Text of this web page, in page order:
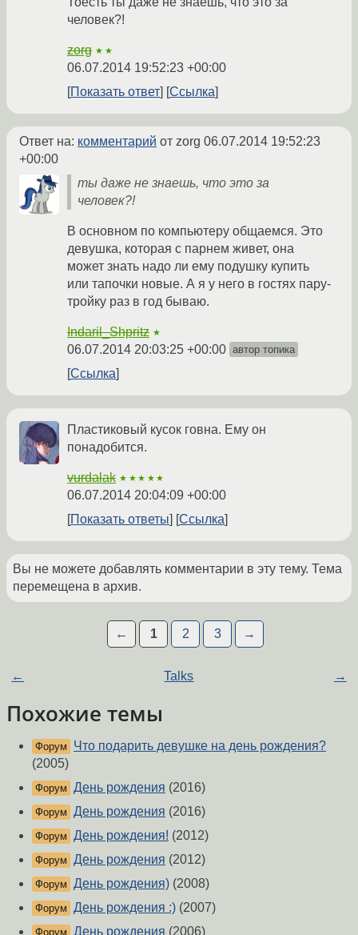
человек?!
zorg ★★
06.07.2014 19:52:23 +00:00
Показать ответ
Ссылка
Ответ на: комментарий от zorg 06.07.2014 19:52:23
+00:00
ты даже не знаешь, что это за
человек?!
В основном по компьютеру общаемся. Это
девушка, которая с парнем живет, она
может знать надо ли ему подушку купить
или тапочки новые. А я у него в гостях пару-
тройку раз в год бываю.
Indaril_Shpritz ★
06.07.2014 20:03:25 +00:00 автор топика
Ссылка
Пластиковый кусок говна. Ему он
понадобится.
vurdalak ★★★★★
06.07.2014 20:04:09 +00:00
Показать ответы
Ссылка
Вы не можете добавлять комментарии в эту тему. Тема
перемещена в архив.
← 1 2 3 →
← Talks →
Похожие темы
Форум
Что подарить девушке на день рождения?
(2005)
Форум День рождения (2016)
Форум День рождения (2016)
Форум День рождения! (2012)
Форум День рождения (2012)
Форум День рождения) (2008)
Форум День рождения :) (2007)
Форум День рождения (2006)